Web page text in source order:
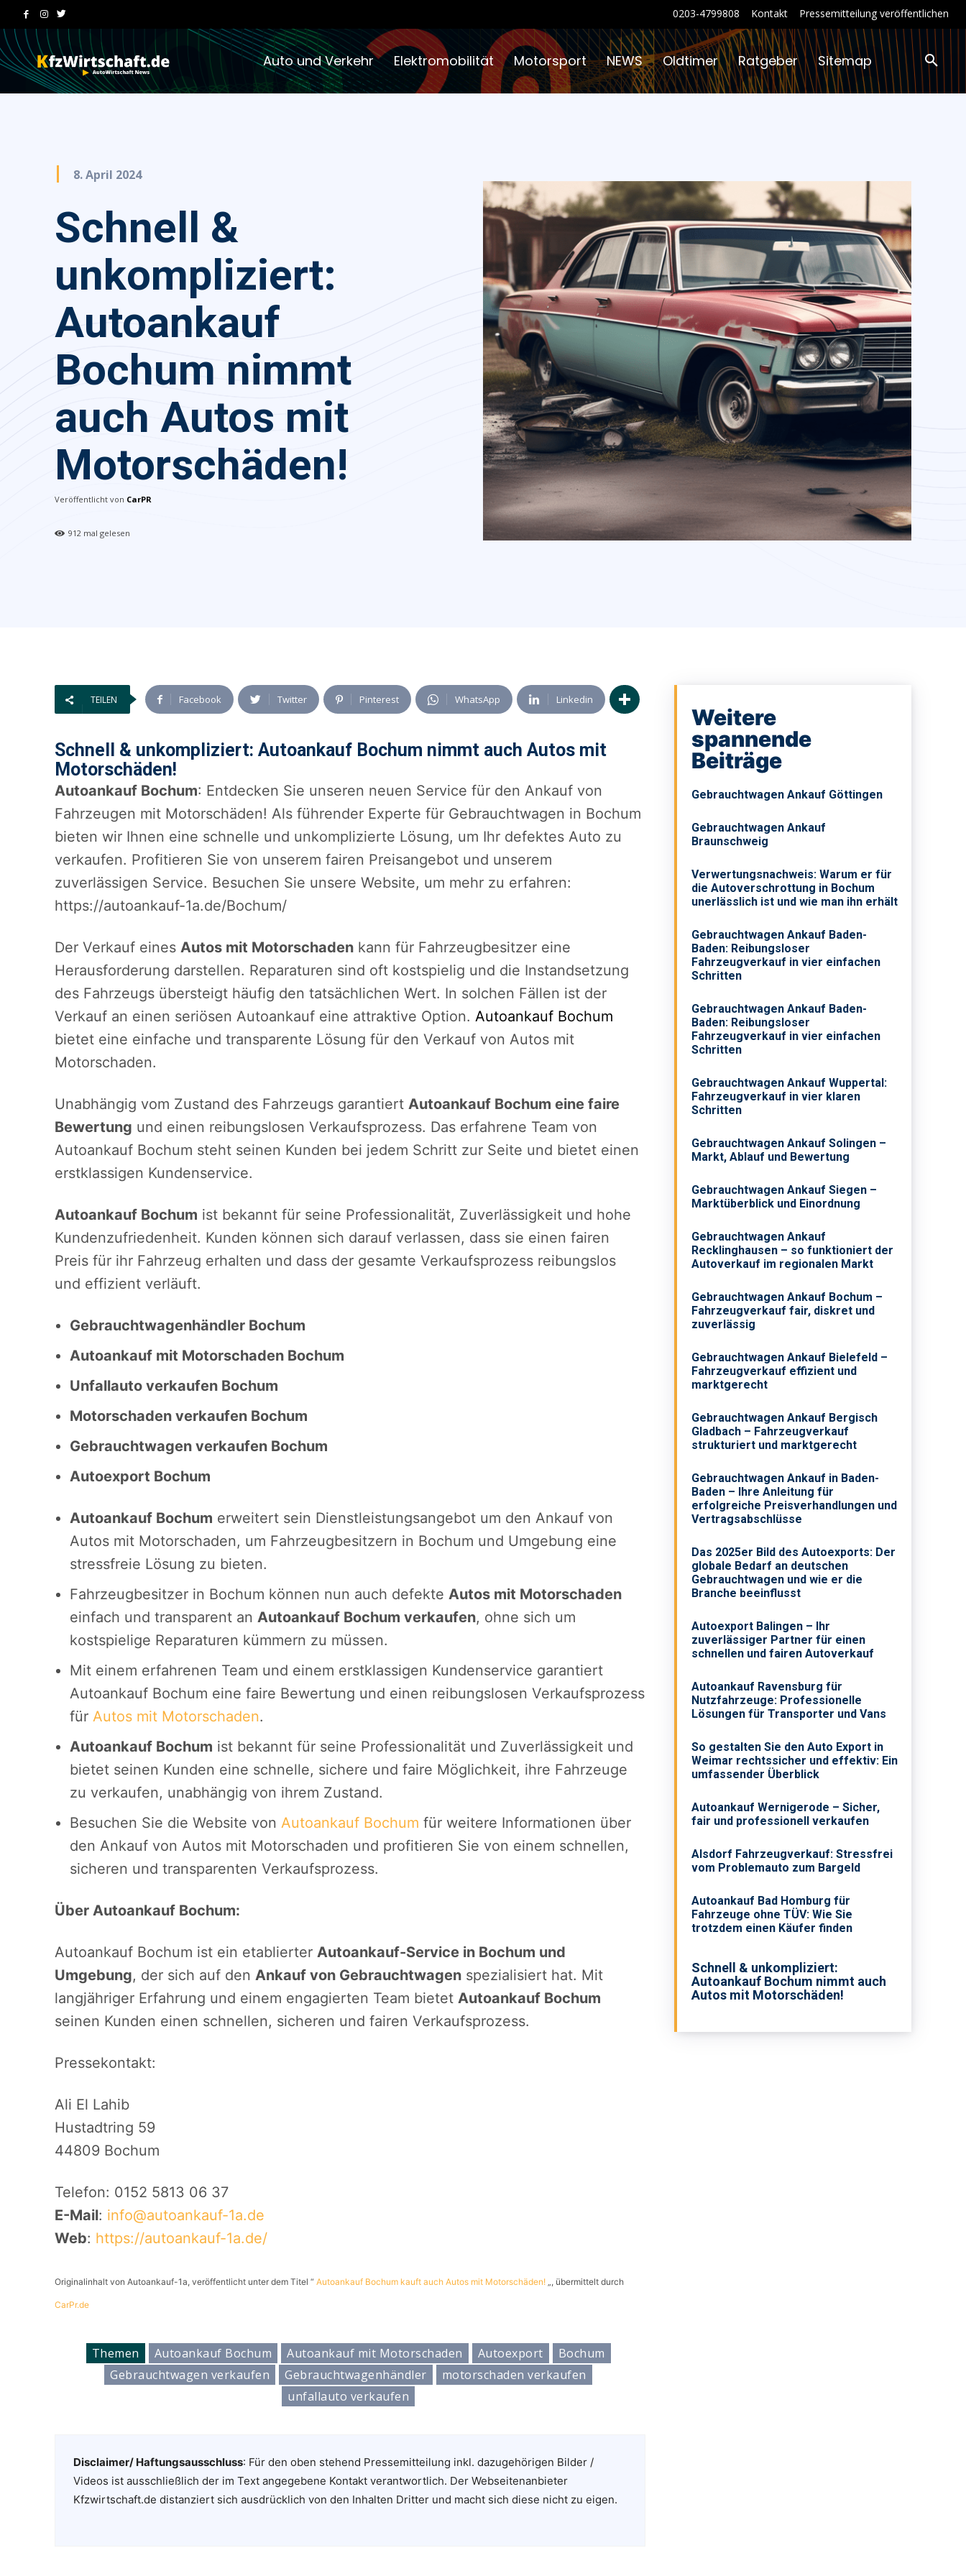
0203-4799808 Kontakt Pressemitteilung veröffentlichen
Auto und Verkehr Elektromobilität Motorsport NEWS Oldtimer Ratgeber Sitemap
8. April 2024
Schnell &
unkompliziert:
Autoankauf
Bochum nimmt
auch Autos mit
Motorschäden!
Veröffentlicht von CarPR
912 mal gelesen
TEILEN Facebook Twitter Pinterest WhatsApp Linkedin
Schnell & unkompliziert: Autoankauf Bochum nimmt auch Autos mit
Motorschäden!
Autoankauf Bochum: Entdecken Sie unseren neuen Service für den Ankauf von
Fahrzeugen mit Motorschäden! Als führender Experte für Gebrauchtwagen in Bochum
bieten wir Ihnen eine schnelle und unkomplizierte Lösung, um Ihr defektes Auto zu
verkaufen. Profitieren Sie von unserem fairen Preisangebot und unserem
zuverlässigen Service. Besuchen Sie unsere Website, um mehr zu erfahren:
https://autoankauf-1a.de/Bochum/
Der Verkauf eines Autos mit Motorschaden kann für Fahrzeugbesitzer eine
Herausforderung darstellen. Reparaturen sind oft kostspielig und die Instandsetzung
des Fahrzeugs übersteigt häufig den tatsächlichen Wert. In solchen Fällen ist der
Verkauf an einen seriösen Autoankauf eine attraktive Option. Autoankauf Bochum
bietet eine einfache und transparente Lösung für den Verkauf von Autos mit
Motorschaden.
Unabhängig vom Zustand des Fahrzeugs garantiert Autoankauf Bochum eine faire
Bewertung und einen reibungslosen Verkaufsprozess. Das erfahrene Team von
Autoankauf Bochum steht seinen Kunden bei jedem Schritt zur Seite und bietet einen
erstklassigen Kundenservice.
Autoankauf Bochum ist bekannt für seine Professionalität, Zuverlässigkeit und hohe
Kundenzufriedenheit. Kunden können sich darauf verlassen, dass sie einen fairen
Preis für ihr Fahrzeug erhalten und dass der gesamte Verkaufsprozess reibungslos
und effizient verläuft.
Gebrauchtwagenhändler Bochum
Autoankauf mit Motorschaden Bochum
Unfallauto verkaufen Bochum
Motorschaden verkaufen Bochum
Gebrauchtwagen verkaufen Bochum
Autoexport Bochum
Autoankauf Bochum erweitert sein Dienstleistungsangebot um den Ankauf von
Autos mit Motorschaden, um Fahrzeugbesitzern in Bochum und Umgebung eine
stressfreie Lösung zu bieten.
Fahrzeugbesitzer in Bochum können nun auch defekte Autos mit Motorschaden
einfach und transparent an Autoankauf Bochum verkaufen, ohne sich um
kostspielige Reparaturen kümmern zu müssen.
Mit einem erfahrenen Team und einem erstklassigen Kundenservice garantiert
Autoankauf Bochum eine faire Bewertung und einen reibungslosen Verkaufsprozess
für Autos mit Motorschaden.
Autoankauf Bochum ist bekannt für seine Professionalität und Zuverlässigkeit und
bietet seinen Kunden eine schnelle, sichere und faire Möglichkeit, ihre Fahrzeuge
zu verkaufen, unabhängig von ihrem Zustand.
Besuchen Sie die Website von Autoankauf Bochum für weitere Informationen über
den Ankauf von Autos mit Motorschaden und profitieren Sie von einem schnellen,
sicheren und transparenten Verkaufsprozess.
Über Autoankauf Bochum:
Autoankauf Bochum ist ein etablierter Autoankauf-Service in Bochum und
Umgebung, der sich auf den Ankauf von Gebrauchtwagen spezialisiert hat. Mit
langjähriger Erfahrung und einem engagierten Team bietet Autoankauf Bochum
seinen Kunden einen schnellen, sicheren und fairen Verkaufsprozess.
Pressekontakt:
Ali El Lahib
Hustadtring 59
44809 Bochum
Telefon: 0152 5813 06 37
E-Mail: info@autoankauf-1a.de
Web: https://autoankauf-1a.de/
Originalinhalt von Autoankauf-1a, veröffentlicht unter dem Titel “ Autoankauf Bochum kauft auch Autos mit Motorschäden! „, übermittelt durch
CarPr.de
Themen Autoankauf Bochum Autoankauf mit Motorschaden Autoexport
Bochum
Gebrauchtwagen verkaufen
Gebrauchtwagenhändler
motorschaden verkaufen
unfallauto verkaufen
Disclaimer/ Haftungsausschluss: Für den oben stehend Pressemitteilung inkl. dazugehörigen Bilder /
Videos ist ausschließlich der im Text angegebene Kontakt verantwortlich. Der Webseitenanbieter
Kfzwirtschaft.de distanziert sich ausdrücklich von den Inhalten Dritter und macht sich diese nicht zu eigen.
Weitere
spannende
Beiträge
Gebrauchtwagen Ankauf Göttingen
Gebrauchtwagen Ankauf
Braunschweig
Verwertungsnachweis: Warum er für
die Autoverschrottung in Bochum
unerlässlich ist und wie man ihn erhält
Gebrauchtwagen Ankauf Baden-
Baden: Reibungsloser
Fahrzeugverkauf in vier einfachen
Schritten
Gebrauchtwagen Ankauf Baden-
Baden: Reibungsloser
Fahrzeugverkauf in vier einfachen
Schritten
Gebrauchtwagen Ankauf Wuppertal:
Fahrzeugverkauf in vier klaren
Schritten
Gebrauchtwagen Ankauf Solingen –
Markt, Ablauf und Bewertung
Gebrauchtwagen Ankauf Siegen –
Marktüberblick und Einordnung
Gebrauchtwagen Ankauf
Recklinghausen – so funktioniert der
Autoverkauf im regionalen Markt
Gebrauchtwagen Ankauf Bochum –
Fahrzeugverkauf fair, diskret und
zuverlässig
Gebrauchtwagen Ankauf Bielefeld –
Fahrzeugverkauf effizient und
marktgerecht
Gebrauchtwagen Ankauf Bergisch
Gladbach – Fahrzeugverkauf
strukturiert und marktgerecht
Gebrauchtwagen Ankauf in Baden-
Baden – Ihre Anleitung für
erfolgreiche Preisverhandlungen und
Vertragsabschlüsse
Das 2025er Bild des Autoexports: Der
globale Bedarf an deutschen
Gebrauchtwagen und wie er die
Branche beeinflusst
Autoexport Balingen – Ihr
zuverlässiger Partner für einen
schnellen und fairen Autoverkauf
Autoankauf Ravensburg für
Nutzfahrzeuge: Professionelle
Lösungen für Transporter und Vans
So gestalten Sie den Auto Export in
Weimar rechtssicher und effektiv: Ein
umfassender Überblick
Autoankauf Wernigerode – Sicher,
fair und professionell verkaufen
Alsdorf Fahrzeugverkauf: Stressfrei
vom Problemauto zum Bargeld
Autoankauf Bad Homburg für
Fahrzeuge ohne TÜV: Wie Sie
trotzdem einen Käufer finden
Schnell & unkompliziert:
Autoankauf Bochum nimmt auch
Autos mit Motorschäden!